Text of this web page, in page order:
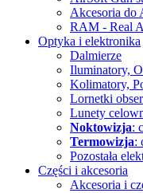
Akcesoria do
RAM - Real
Optyka i elektronika
Dalmierze
Iluminatory,
Kolimatory,
Lornetki
Lunety
Noktowizja:
Termowizja:
Pozostała
Części i akcesoria
Akcesoria i